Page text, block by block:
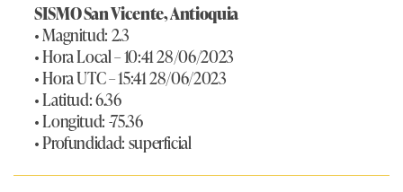
SISMO San Vicente, Antioquia
• Magnitud: 2.3
• Hora Local – 10:41 28/06/2023
• Hora UTC – 15:41 28/06/2023
• Latitud: 6.36
• Longitud: -75.36
• Profundidad: superficial